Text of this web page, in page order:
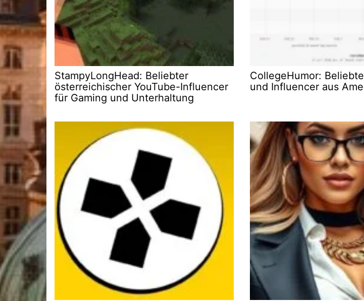
StampyLongHead: Beliebter
österreichischer YouTube-Influencer
für Gaming und Unterhaltung
CollegeHumor:
und Influencer aus